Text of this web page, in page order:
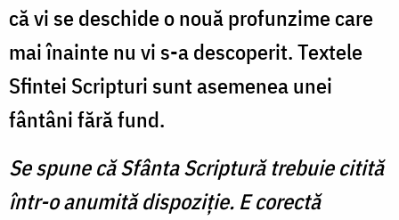
că vi se deschide o nouă profunzime care
mai înainte nu vi s-a descoperit. Textele
Sfintei Scripturi sunt asemenea unei
fântâni fără fund.
Se spune că Sfânta Scriptură trebuie citită
într-o anumită dispoziţie. E corectă